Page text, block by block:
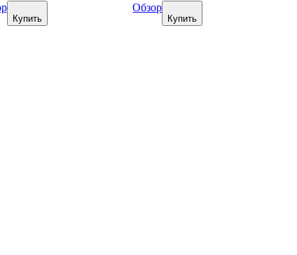
Купить
Обзор
Купить